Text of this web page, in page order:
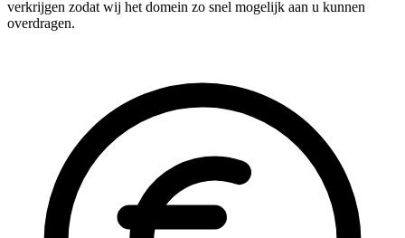
verkrijgen zodat wij het domein zo snel mogelijk aan u kunnen
overdragen.